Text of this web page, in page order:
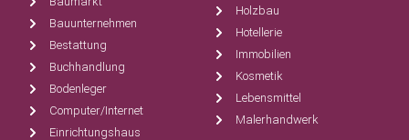
Bauunternehmen
Bestattung
Buchhandlung
Bodenleger
Computer/Internet
Einrichtungshaus
Holzbau
Hotellerie
Immobilien
Kosmetik
Lebensmittel
Malerhandwerk